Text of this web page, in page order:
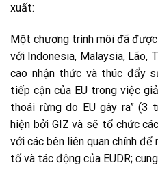
xuất:
Một chương trình môi đã
với Indonesia, Malaysia, Lão,
cao nhận thức và thúc đẩy
tiếp cận của EU trong việc
thoái rừng do EU gây ra” (3
hiện bởi GIZ và sẽ tổ chức
với các bên liên quan chính
tố và tác động của EUDR;